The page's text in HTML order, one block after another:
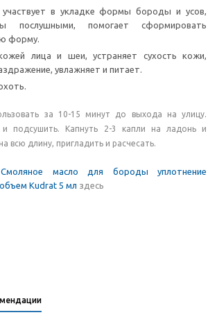
участвует в укладке формы бороды и усов,
послушными, помогает сформировать
форму.
лица и шеи, устраняет сухость кожи,
увлажняет и питает.
за 10-15 минут до выхода на улицу.
и подсушить. Капнуть 2-3 капли на ладонь и
всю длину, пригладить и расчесать.
масло для бороды уплотнение
Kudrat 5 мл здесь